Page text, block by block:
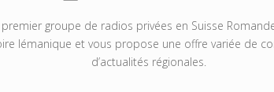
groupe de radios privées en Suisse
lémanique et vous propose une offre variée de
d’actualités régionales.